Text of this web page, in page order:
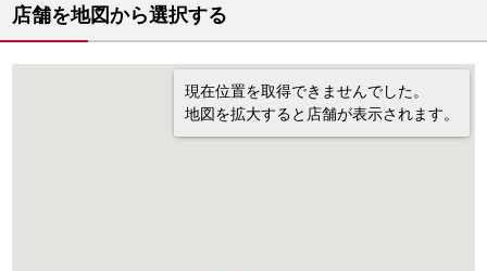
店舗を地図から選択する
現在位置を取得できませんでした。
地図を拡大すると店舗が表示されます。